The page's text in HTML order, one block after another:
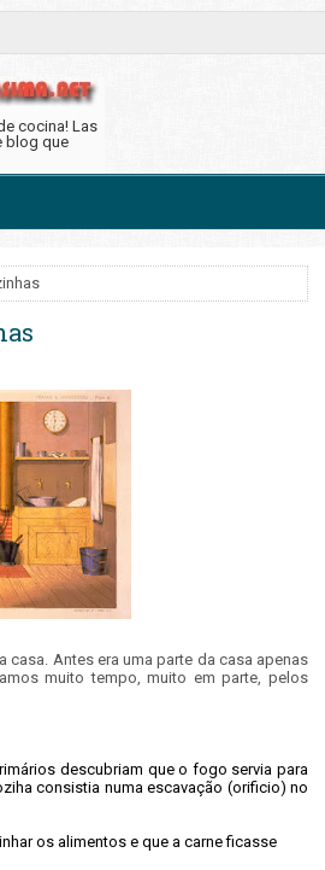
cocina! Las
blog que
Antes era uma parte da casa apenas
muito tempo, muito em parte, pelos
descubriam que o fogo servia para
consistia numa escavação (orificio) no
os alimentos e que a carne ficasse